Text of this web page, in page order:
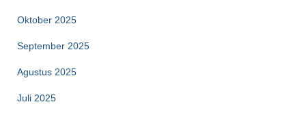
Oktober 2025
September 2025
Agustus 2025
Juli 2025